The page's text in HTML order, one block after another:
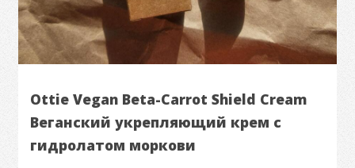
Ottie Vegan Beta-Carrot Shield Cream
Веганский укрепляющий крем с
гидролатом моркови